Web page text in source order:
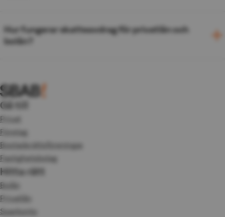
Hur fungerar skatteavdrag för privatlån och
bolån?
Gå till
Privat
Företag
Bostadsrättsföreningar
Fastighetsbolag
Hitta rätt
Bolån
Privatlån
Sparkonto